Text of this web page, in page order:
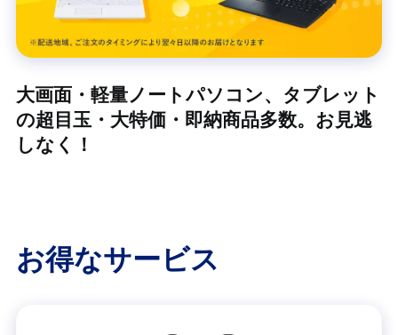
大画面・軽量ノートパソコン、タブレット
の超目玉・大特価・即納商品多数。お見逃
しなく！
お得なサービス